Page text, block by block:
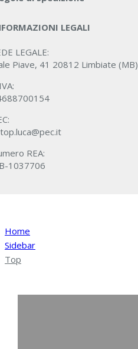
LEGALI
LEGALE:
Piave, 41 20812 Limbiate (MB)
REA:
1037706
Home
Sidebar
Top